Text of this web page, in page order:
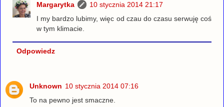
Margarytka
10 stycznia 2014 21:17
I my bardzo lubimy, więc od czau do czasu serwuję coś
w tym klimacie.
Odpowiedz
Unknown 10 stycznia 2014 07:16
To na pewno jest smaczne.